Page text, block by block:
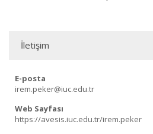
İletişim
E-posta
irem.peker@iuc.edu.tr
Web Sayfası
https://avesis.iuc.edu.tr/irem.peker